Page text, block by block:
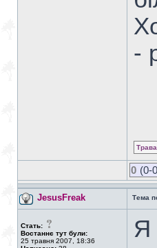
-
0 (0-
JesusFreak Тема
Стать:
Востаннє тут були:
25 травня 2007, 18:36
Я